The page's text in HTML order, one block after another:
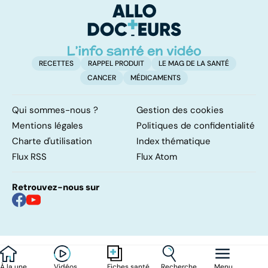
d'angine ?
RECETTES RAPPEL PRODUIT
LE MAG DE LA SANTÉ
CANCER
MÉDICAMENTS
Qui sommes-nous ?
Gestion des cookies
Mentions légales
Politiques de confidentialité
Charte d'utilisation
Index thématique
Flux RSS
Flux Atom
Retrouvez-nous sur